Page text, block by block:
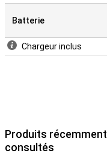
Batterie
Chargeur inclus
Produits récemment
consultés